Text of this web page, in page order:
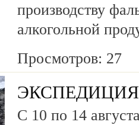
производству
алкогольной
Просмотров: 27
С 10 по 14